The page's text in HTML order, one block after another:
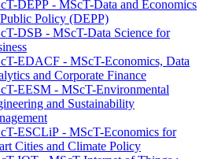
DEPP - MScT-Data and Economics
Policy (DEPP)
DSB - MScT-Data Science for
EDACF - MScT-Economics, Data
and Corporate Finance
EESM - MScT-Environmental
and Sustainability
ESCLiP - MScT-Economics for
Cities and Climate Policy